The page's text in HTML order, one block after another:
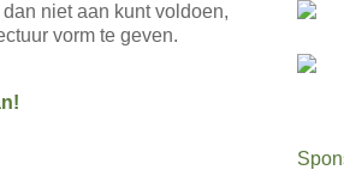
niet aan kunt voldoen,
vorm te geven.